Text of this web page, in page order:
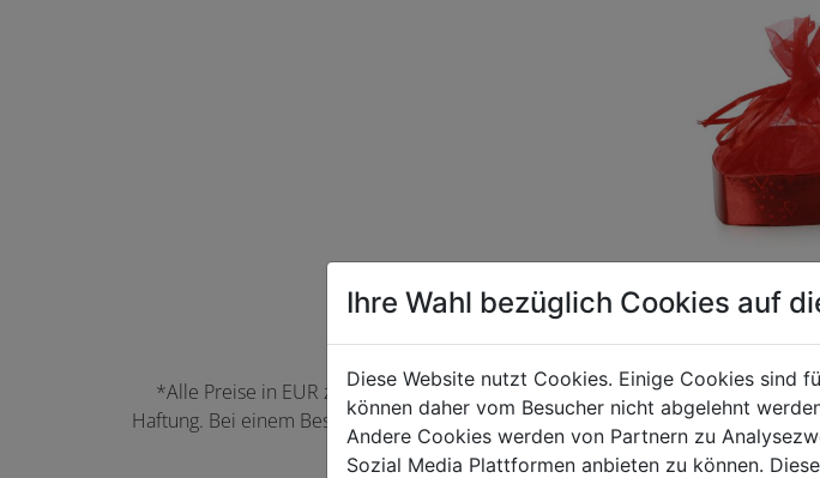
*Alle Preise in EUR zzgl. der jeweils gültigen Mehrwertsteuer und
Haftung. Bei einem Bestellwert unter 50,00 EUR behalten wir uns die
können Farbabweichungen zwischen der
Ihre Wahl bezüglich Cookies auf
Diese Website nutzt Cookies. Einige Cookies sind
können daher vom Besucher nicht abgelehnt
Andere Cookies werden von Partnern zu
Sozial Media Plattformen anbieten zu können.